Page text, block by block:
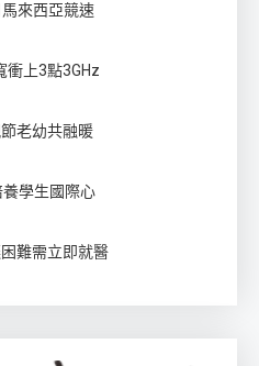
來西亞競速
衝上3點3GHz
老幼共融暖
學生國際心
難需立即就醫